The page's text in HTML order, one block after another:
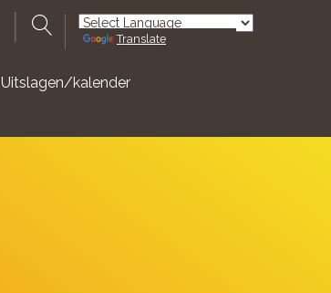
Powered by
Translate
Uitslagen/kalender